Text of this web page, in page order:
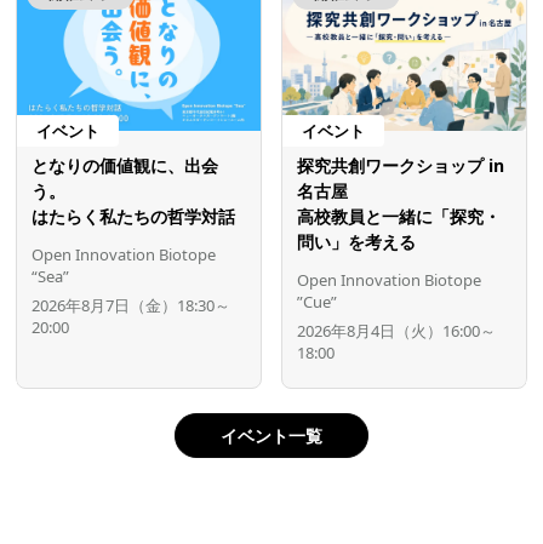
イベント
となりの価値観に、出会
う。
はたらく私たちの哲学対話
Open Innovation Biotope
“Sea”
2026年8月7日（金）18:30～
20:00
イベント
探究共創ワークショップ in
名古屋
高校教員と一緒に「探究・
問い」を考える
Open Innovation Biotope
”Cue”
2026年8月4日（火）16:00～
18:00
イベント一覧